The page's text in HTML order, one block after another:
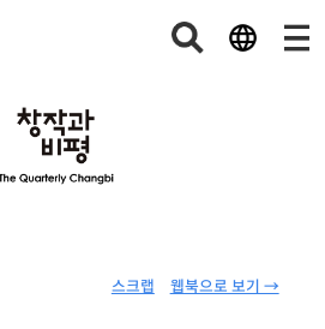
웹북으로 보기 →
스크랩